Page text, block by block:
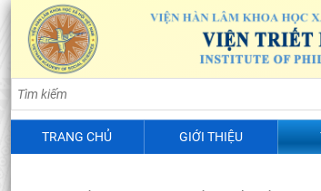
TRANG CHỦ GIỚI THIỆU